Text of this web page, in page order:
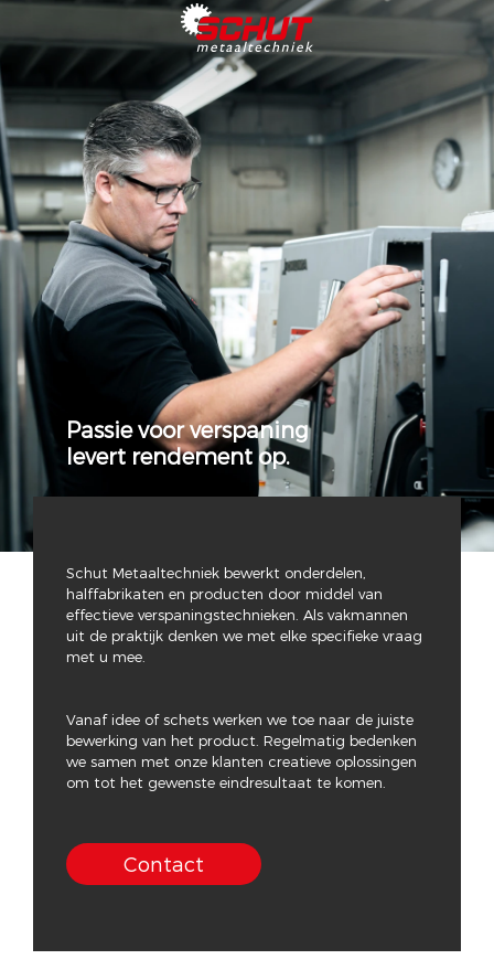
Passie voor verspaning
levert rendement op.
Schut Metaaltechniek bewerkt onderdelen,
halffabrikaten en producten door middel van
effectieve verspaningstechnieken. Als vakmannen
uit de praktijk denken we met elke specifieke vraag
met u mee.
Vanaf idee of schets werken we toe naar de juiste
bewerking van het product. Regelmatig bedenken
we samen met onze klanten creatieve oplossingen
om tot het gewenste eindresultaat te komen.
Contact